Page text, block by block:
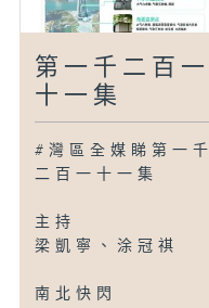
第一千二百一
十一集
#灣區全媒睇第一千
二百一十一集
主持
梁凱寧、涂冠祺
南北快閃